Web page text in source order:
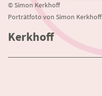
©Simon Kerkhoff
Porträtfoto von Simon Kerkhoff
Kerkhoff